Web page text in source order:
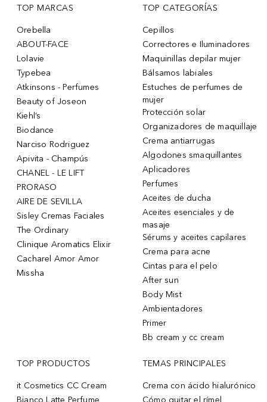
TOP MARCAS
Orebella
ABOUT-FACE
Lolavie
Typebea
Atkinsons - Perfumes
Beauty of Joseon
Kiehl’s
Biodance
Narciso Rodriguez
Apivita - Champús
CHANEL - LE LIFT
PRORASO
AIRE DE SEVILLA
Sisley Cremas Faciales
The Ordinary
Clinique Aromatics Elixir
Cacharel Amor Amor
Missha
TOP CATEGORÍAS
Cepillos
Correctores e Iluminadores
Maquinillas depilar mujer
Bálsamos labiales
Estuches de perfumes de
mujer
Protección solar
Organizadores de maquillaje
Crema antiarrugas
Algodones smaquillantes
Aplicadores
Perfumes
Aceites de ducha
Aceites esenciales y de
masaje
Sérums y aceites capilares
Crema para acne
Cintas para el pelo
After sun
Body Mist
Ambientadores
Primer
Bb cream y cc cream
TOP PRODUCTOS
it Cosmetics CC Cream
Bianco Latte Perfume
TEMAS PRINCIPALES
Crema con ácido hialurónico
Cómo quitar el rímel